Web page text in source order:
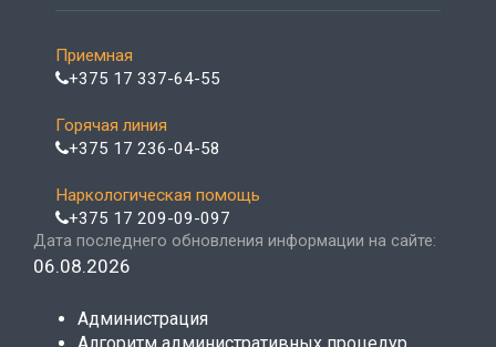
Приемная
+375 17 337-64-55
Горячая линия
+375 17 236-04-58
Наркологическая помощь
+375 17 209-09-097
Дата последнего обновления информации на сайте:
06.08.2026
Администрация